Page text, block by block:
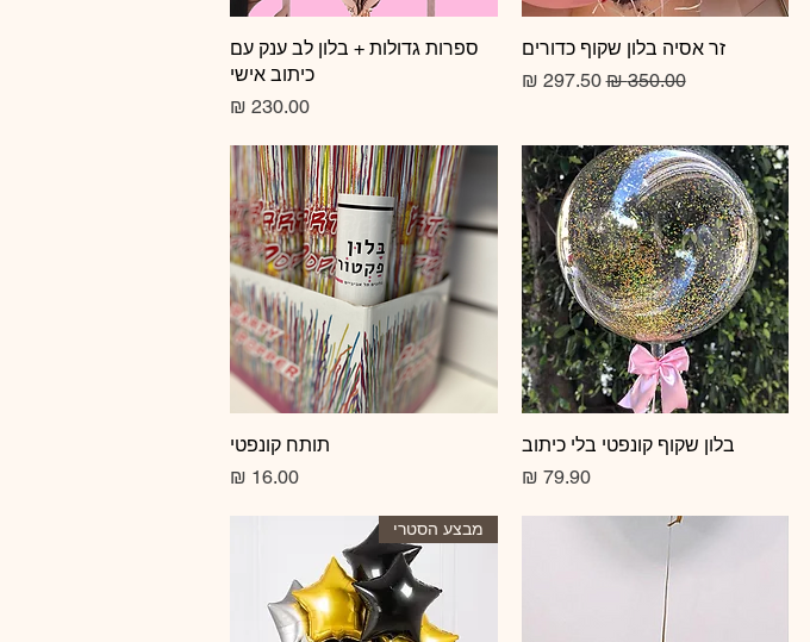
תצוגה מהירה
זר אסיה בלון שקוף כדורים
מחיר רגיל‏350.00 ‏₪ מחיר מבצע‏297.50 ‏₪
תצוגה מהירה
ספרות גדולות + בלון לב ענק עם
כיתוב אישי
מחיר
תצוגה מהירה
בלון שקוף קונפטי בלי כיתוב
מחיר‏79.90 ‏₪
תצוגה מהירהתותח קונפטי
מחיר
מבצע הסטרי